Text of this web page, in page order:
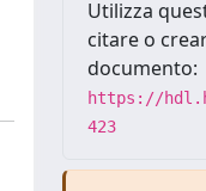
Utilizza
citare o
documento:
https://
423